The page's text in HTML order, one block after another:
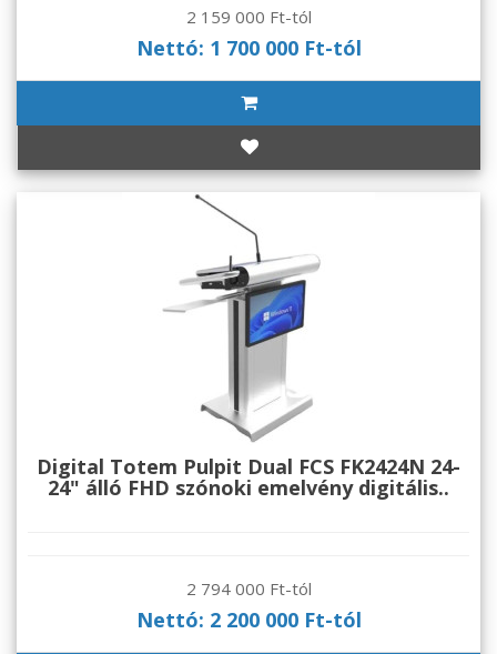
2 159 000 Ft-tól
Nettó: 1 700 000 Ft-tól
Digital Totem Pulpit Dual FCS FK2424N 24-
24" álló FHD szónoki emelvény digitális..
2 794 000 Ft-tól
Nettó: 2 200 000 Ft-tól